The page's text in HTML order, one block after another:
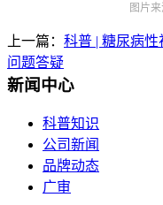
图片
上一篇： 科普 | 糖尿病性
问题答疑
新闻中心
科普知识
公司新闻
品牌动态
广审